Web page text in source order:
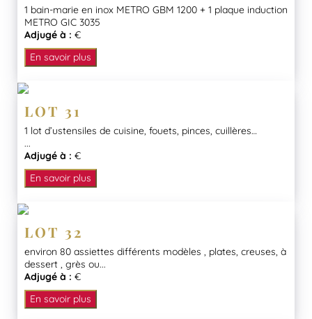
1 bain-marie en inox METRO GBM 1200 + 1 plaque induction
METRO GIC 3035
Adjugé à : €
En savoir plus
LOT 31
1 lot d’ustensiles de cuisine, fouets, pinces, cuillères…
...
Adjugé à : €
En savoir plus
LOT 32
environ 80 assiettes différents modèles , plates, creuses, à
dessert , grès ou...
Adjugé à : €
En savoir plus